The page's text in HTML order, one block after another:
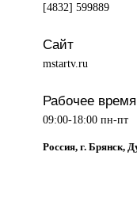
[4832] 599889
Сайт
mstartv.ru
Рабочее
09:00-18:00 пн-пт
Россия, г. Брянск,